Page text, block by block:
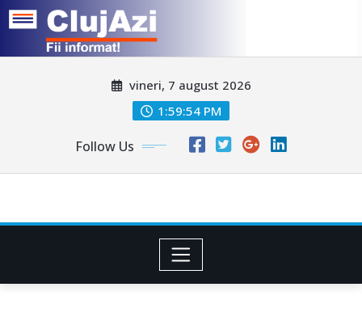
vineri, 7 august 2026
1:59:57 PM
Follow Us